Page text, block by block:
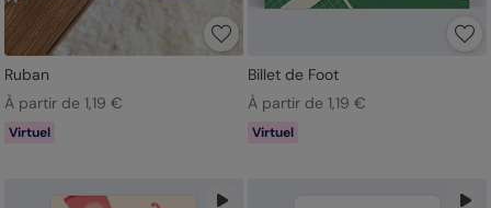
Ruban
À partir de 1,19 €
Virtuel
Billet de Foot
À partir de 1,19 €
Virtuel